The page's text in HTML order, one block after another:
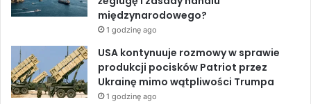
b
m
i
międzynarodowego?
1 godzinę ago
USA kontynuuje rozmowy w sprawie
produkcji pocisków Patriot przez
Ukrainę mimo wątpliwości Trumpa
1 godzinę ago